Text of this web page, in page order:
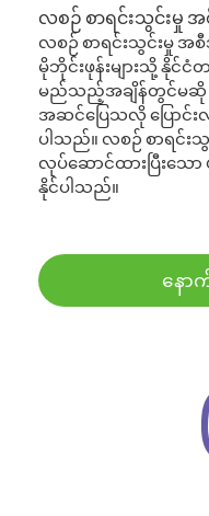
လစဉ် စာရင်းသွင်းမှု အ
လစဉ် စာရင်းသွင်းမှု အစီ
မိုဘိုင်းဖုန်းများသို့ နိုင်ငံ
မည်သည့်အချိန်တွင်မဆို
အဆင်ပြေသလို ပြောင်
ပါသည်။ လစဉ် စာရင်
လုပ်ဆောင်ထားပြီးသော
နိုင်ပါသည်။
နော